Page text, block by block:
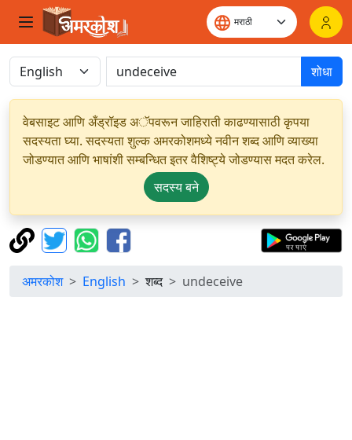
शोधा
वेबसाइट आणि अँड्रॉइड अॅपवरून जाहिराती काढण्यासाठी कृपया
सदस्यता घ्या. सदस्यता शुल्क अमरकोशमध्ये नवीन शब्द आणि व्याख्या
जोडण्यात आणि भाषांशी सम्बन्धित इतर वैशिष्ट्ये जोडण्यास मदत करेल.
सदस्य बने
अमरकोश English शब्द undeceive